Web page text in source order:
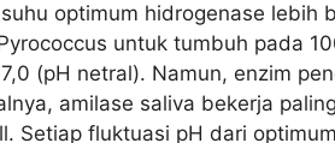
optimum hidrogenase lebih
untuk tumbuh pada
(pH netral). Namun, enzim
amilase saliva bekerja
Setiap fluktuasi pH dari